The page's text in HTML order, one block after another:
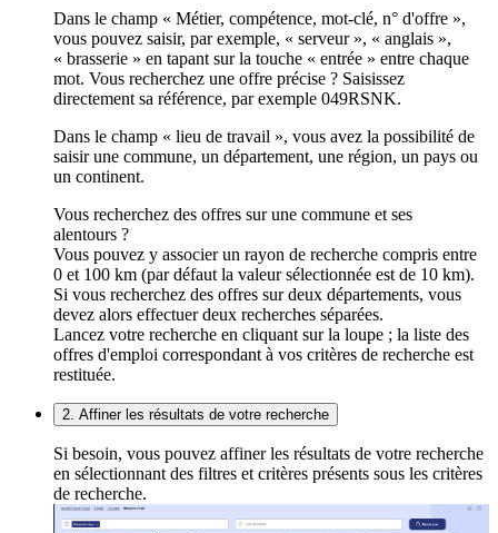
Dans le champ « Métier, compétence, mot-clé, n° d'offre »,
vous pouvez saisir, par exemple, « serveur », « anglais »,
« brasserie » en tapant sur la touche « entrée » entre chaque
mot. Vous recherchez une offre précise ? Saisissez
directement sa référence, par exemple 049RSNK.
Dans le champ « lieu de travail », vous avez la possibilité de
saisir une commune, un département, une région, un pays ou
un continent.
Vous recherchez des offres sur une commune et ses
alentours ?
Vous pouvez y associer un rayon de recherche compris entre
0 et 100 km (par défaut la valeur sélectionnée est de 10 km).
Si vous recherchez des offres sur deux départements, vous
devez alors effectuer deux recherches séparées.
Lancez votre recherche en cliquant sur la loupe ; la liste des
offres d'emploi correspondant à vos critères de recherche est
restituée.
2. Affiner les résultats de votre recherche
Si besoin, vous pouvez affiner les résultats de votre recherche
en sélectionnant des filtres et critères présents sous les critères
de recherche.